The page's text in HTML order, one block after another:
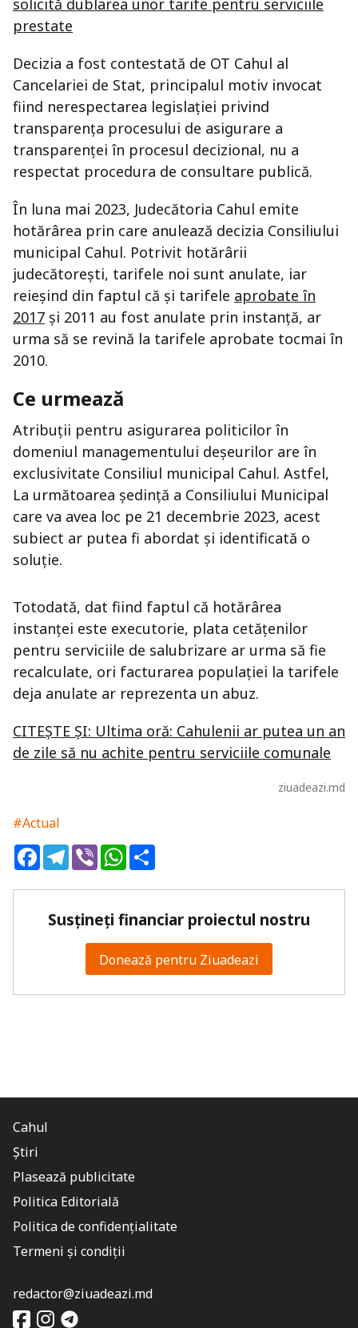
solicită dublarea unor tarife pentru serviciile
prestate
Decizia a fost contestată de OT Cahul al
Cancelariei de Stat, principalul motiv invocat
fiind nerespectarea legislației privind
transparența procesului de asigurare a
transparenței în procesul decizional, nu a
respectat procedura de consultare publică.
În luna mai 2023, Judecătoria Cahul emite
hotărârea prin care anulează decizia Consiliului
municipal Cahul. Potrivit hotărârii
judecătorești, tarifele noi sunt anulate, iar
reieșind din faptul că și tarifele aprobate în
2017 și 2011 au fost anulate prin instanță, ar
urma să se revină la tarifele aprobate tocmai în
2010.
Ce urmează
Atribuții pentru asigurarea politicilor în
domeniul managementului deșeurilor are în
exclusivitate Consiliul municipal Cahul. Astfel,
La următoarea ședință a Consiliului Municipal
care va avea loc pe 21 decembrie 2023, acest
subiect ar putea fi abordat și identificată o
soluție.
Totodată, dat fiind faptul că hotărârea
instanței este executorie, plata cetățenilor
pentru serviciile de salubrizare ar urma să fie
recalculate, ori facturarea populației la tarifele
deja anulate ar reprezenta un abuz.
CITEȘTE ȘI: Ultima oră: Cahulenii ar putea un an
de zile să nu achite pentru serviciile comunale
ziuadeazi.md
#Actual
FacebookTelegram
ViberWhatsApp
Susțineți financiar proiectul nostru
Donează pentru Ziuadeazi
Cahul
Știri
Plasează publicitate
Politica Editorială
Politica de confidențialitate
Termeni și condiții
redactor@ziuadeazi.md